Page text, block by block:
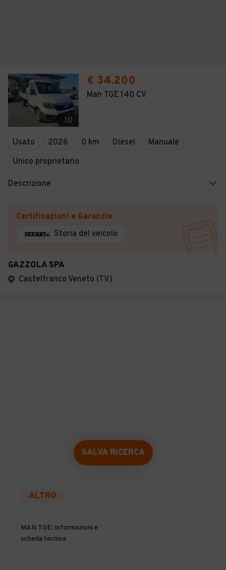
10
€ 34.200
Man TGE 140 CV
Usato 2026 0 km Diesel
Manuale
Unico proprietario
Descrizione
Certificazioni e Garanzie
Storia del veicolo
GAZZOLA SPA
Castelfranco Veneto (TV)
SALVA RICERCA
ALTRO
MAN TGE: informazioni e
scheda tecnica